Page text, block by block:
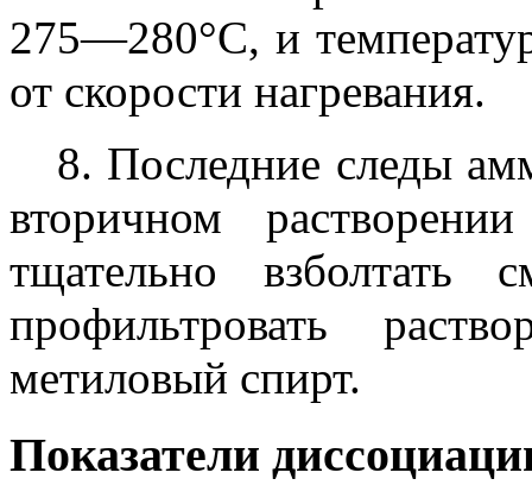
275—280°С, и
от скорости нагревания.
8. Последние следы
вторичном
тщательно
профильтровать
метиловый спирт.
Показатели